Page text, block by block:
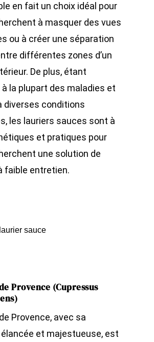
en fait un choix idéal pour
à masquer des vues
ou à créer une séparation
différentes zones d’un
De plus, étant
la plupart des maladies et
diverses conditions
les lauriers sauces sont à
et pratiques pour
une solution de
faible entretien.
Provence (Cupressus
Provence, avec sa
et majestueuse, est